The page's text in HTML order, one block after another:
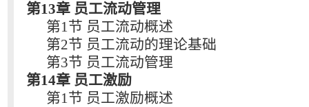
第13章 员工流动管理
第1节 员工流动概述
第2节 员工流动的理论基础
第3节 员工流动管理
第14章 员工激励
第1节 员工激励概述